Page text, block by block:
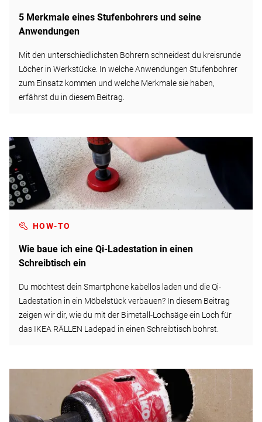
5 Merkmale eines Stufenbohrers und seine
Anwendungen
Mit den unterschiedlichsten Bohrern schneidest du kreisrunde
Löcher in Werkstücke. In welche Anwendungen Stufenbohrer
zum Einsatz kommen und welche Merkmale sie haben,
erfährst du in diesem Beitrag.
HOW-TO
Wie baue ich eine Qi-Ladestation in einen
Schreibtisch ein
Du möchtest dein Smartphone kabellos laden und die Qi-
Ladestation in ein Möbelstück verbauen? In diesem Beitrag
zeigen wir dir, wie du mit der Bimetall-Lochsäge ein Loch für
das IKEA RÄLLEN Ladepad in einen Schreibtisch bohrst.